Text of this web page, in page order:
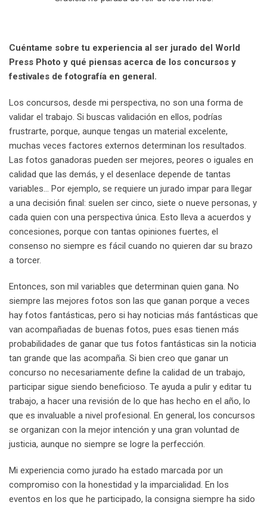
Cuéntame sobre tu experiencia al ser jurado del World
Press Photo y qué piensas acerca de los concursos y
festivales de fotografía en general.
Los concursos, desde mi perspectiva, no son una forma de
validar el trabajo. Si buscas validación en ellos, podrías
frustrarte, porque, aunque tengas un material excelente,
muchas veces factores externos determinan los resultados.
Las fotos ganadoras pueden ser mejores, peores o iguales en
calidad que las demás, y el desenlace depende de tantas
variables… Por ejemplo, se requiere un jurado impar para llegar
a una decisión final: suelen ser cinco, siete o nueve personas, y
cada quien con una perspectiva única. Esto lleva a acuerdos y
concesiones, porque con tantas opiniones fuertes, el
consenso no siempre es fácil cuando no quieren dar su brazo
a torcer.
Entonces, son mil variables que determinan quien gana. No
siempre las mejores fotos son las que ganan porque a veces
hay fotos fantásticas, pero si hay noticias más fantásticas que
van acompañadas de buenas fotos, pues esas tienen más
probabilidades de ganar que tus fotos fantásticas sin la noticia
tan grande que las acompaña. Si bien creo que ganar un
concurso no necesariamente define la calidad de un trabajo,
participar sigue siendo beneficioso. Te ayuda a pulir y editar tu
trabajo, a hacer una revisión de lo que has hecho en el año, lo
que es invaluable a nivel profesional. En general, los concursos
se organizan con la mejor intención y una gran voluntad de
justicia, aunque no siempre se logre la perfección.
Mi experiencia como jurado ha estado marcada por un
compromiso con la honestidad y la imparcialidad. En los
eventos en los que he participado, la consigna siempre ha sido